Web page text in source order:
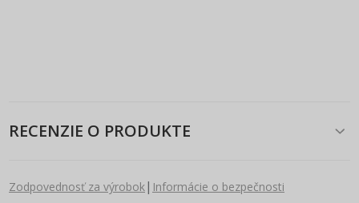
RECENZIE O PRODUKTE
Zodpovednosť za výrobok| Informácie o bezpečnosti